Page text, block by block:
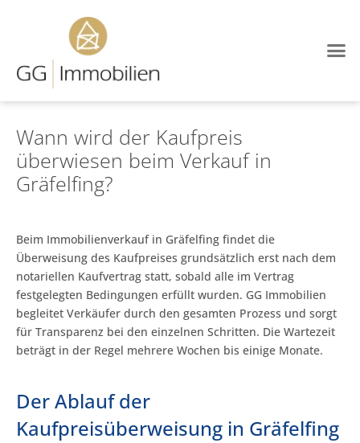
Wann wird der Kaufpreis
überwiesen beim Verkauf in
Gräfelfing?
Beim Immobilienverkauf in Gräfelfing findet die
Überweisung des Kaufpreises grundsätzlich erst nach dem
notariellen Kaufvertrag statt, sobald alle im Vertrag
festgelegten Bedingungen erfüllt wurden. GG Immobilien
begleitet Verkäufer durch den gesamten Prozess und sorgt
für Transparenz bei den einzelnen Schritten. Die Wartezeit
beträgt in der Regel mehrere Wochen bis einige Monate.
Der Ablauf der
Kaufpreisüberweisung in Gräfelfing